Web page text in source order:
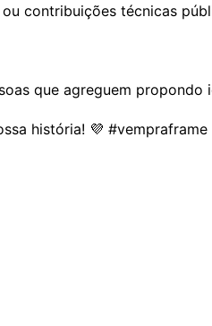
contribuições técnicas
que agreguem propondo
história! 💜 #vempraframe